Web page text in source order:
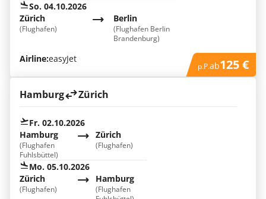
So. 04.10.2026
Berlin
(Flughafen Berlin
Brandenburg)
Zürich
(Flughafen)
Airline:easyJet
p.P.ab125 €
Hamburg Zürich
Fr. 02.10.2026
Hamburg
(Flughafen
Fuhlsbüttel)
Zürich
(Flughafen)
Mo. 05.10.2026
Hamburg
(Flughafen
Zürich
(Flughafen)